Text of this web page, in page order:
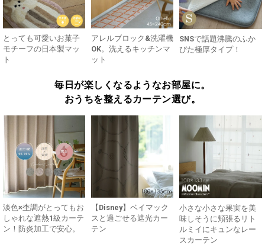
とっても可愛いお菓子
モチーフの日本製マッ
ト
アレルブロック&洗濯機
OK。洗えるキッチンマ
ット
SNSで話題沸騰のふか
ぴた極厚タイプ！
毎日が楽しくなるようなお部屋に。
おうちを整えるカーテン選び。
淡色×杢調がとってもお
しゃれな遮熱1級カーテ
ン！防炎加工で安心。
【Disney】ベイマック
スと過ごせる遮光カー
テン
小さな小さな果実を美
味しそうに頬張るリト
ルミイにキュンなレー
スカーテン